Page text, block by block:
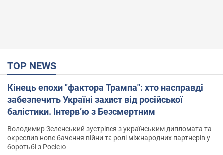
TOP NEWS
Кінець епохи "фактора Трампа": хто насправді
забезпечить Україні захист від російської
балістики. Інтерв’ю з Безсмертним
Володимир Зеленський зустрівся з українським дипломата та
окреслив нове бачення війни та ролі міжнародних партнерів у
боротьбі з Росією